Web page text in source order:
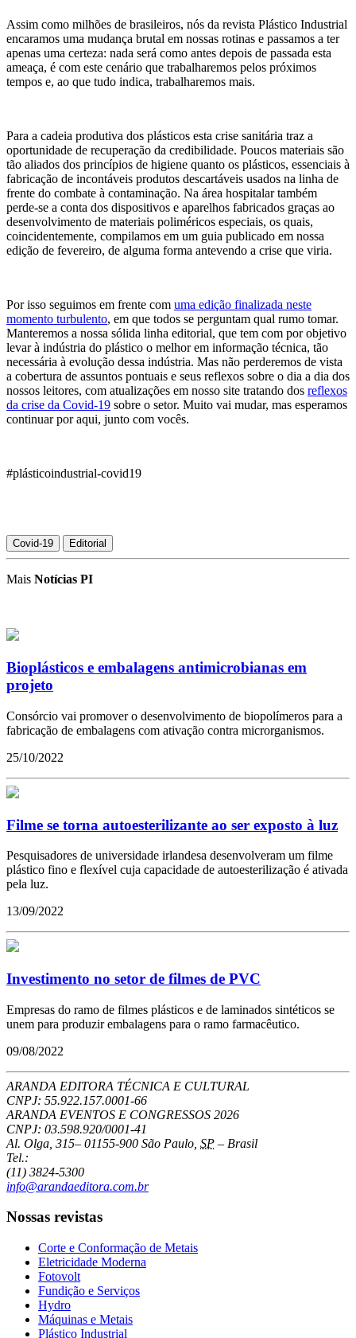
Assim como milhões de brasileiros, nós da revista Plástico Industrial
encaramos uma mudança brutal em nossas rotinas e passamos a ter
apenas uma certeza: nada será como antes depois de passada esta
ameaça, é com este cenário que trabalharemos pelos próximos
tempos e, ao que tudo indica, trabalharemos mais.
Para a cadeia produtiva dos plásticos esta crise sanitária traz a
oportunidade de recuperação da credibilidade. Poucos materiais são
tão aliados dos princípios de higiene quanto os plásticos, essenciais à
fabricação de incontáveis produtos descartáveis usados na linha de
frente do combate à contaminação. Na área hospitalar também
perde-se a conta dos dispositivos e aparelhos fabricados graças ao
desenvolvimento de materiais poliméricos especiais, os quais,
coincidentemente, compilamos em um guia publicado em nossa
edição de fevereiro, de alguma forma antevendo a crise que viria.
Por isso seguimos em frente com uma edição finalizada neste
momento turbulento, em que todos se perguntam qual rumo tomar.
Manteremos a nossa sólida linha editorial, que tem com por objetivo
levar à indústria do plástico o melhor em informação técnica, tão
necessária à evolução dessa indústria. Mas não perderemos de vista
a cobertura de assuntos pontuais e seus reflexos sobre o dia a dia dos
nossos leitores, com atualizações em nosso site tratando dos reflexos
da crise da Covid-19 sobre o setor. Muito vai mudar, mas esperamos
continuar por aqui, junto com vocês.
#plásticoindustrial-covid19
Covid-19 Editorial
Mais Notícias PI
Bioplásticos e embalagens antimicrobianas em
projeto
Consórcio vai promover o desenvolvimento de biopolímeros para a
fabricação de embalagens com ativação contra microrganismos.
25/10/2022
Filme se torna autoesterilizante ao ser exposto à luz
Pesquisadores de universidade irlandesa desenvolveram um filme
plástico fino e flexível cuja capacidade de autoesterilização é ativada
pela luz.
13/09/2022
Investimento no setor de filmes de PVC
Empresas do ramo de filmes plásticos e de laminados sintéticos se
unem para produzir embalagens para o ramo farmacêutico.
09/08/2022
ARANDA EDITORA TÉCNICA E CULTURAL
CNPJ: 55.922.157.0001-66
ARANDA EVENTOS E CONGRESSOS 2026
CNPJ: 03.598.920/0001-41
Al. Olga, 315– 01155-900 São Paulo SP – Brasil
Tel.:
(11) 3824-5300
info@arandaeditora.com.br
Nossas revistas
Corte e Conformação de Metais
Eletricidade Moderna
Fotovolt
Fundição e Serviços
Hydro
Máquinas e Metais
Plástico Industrial